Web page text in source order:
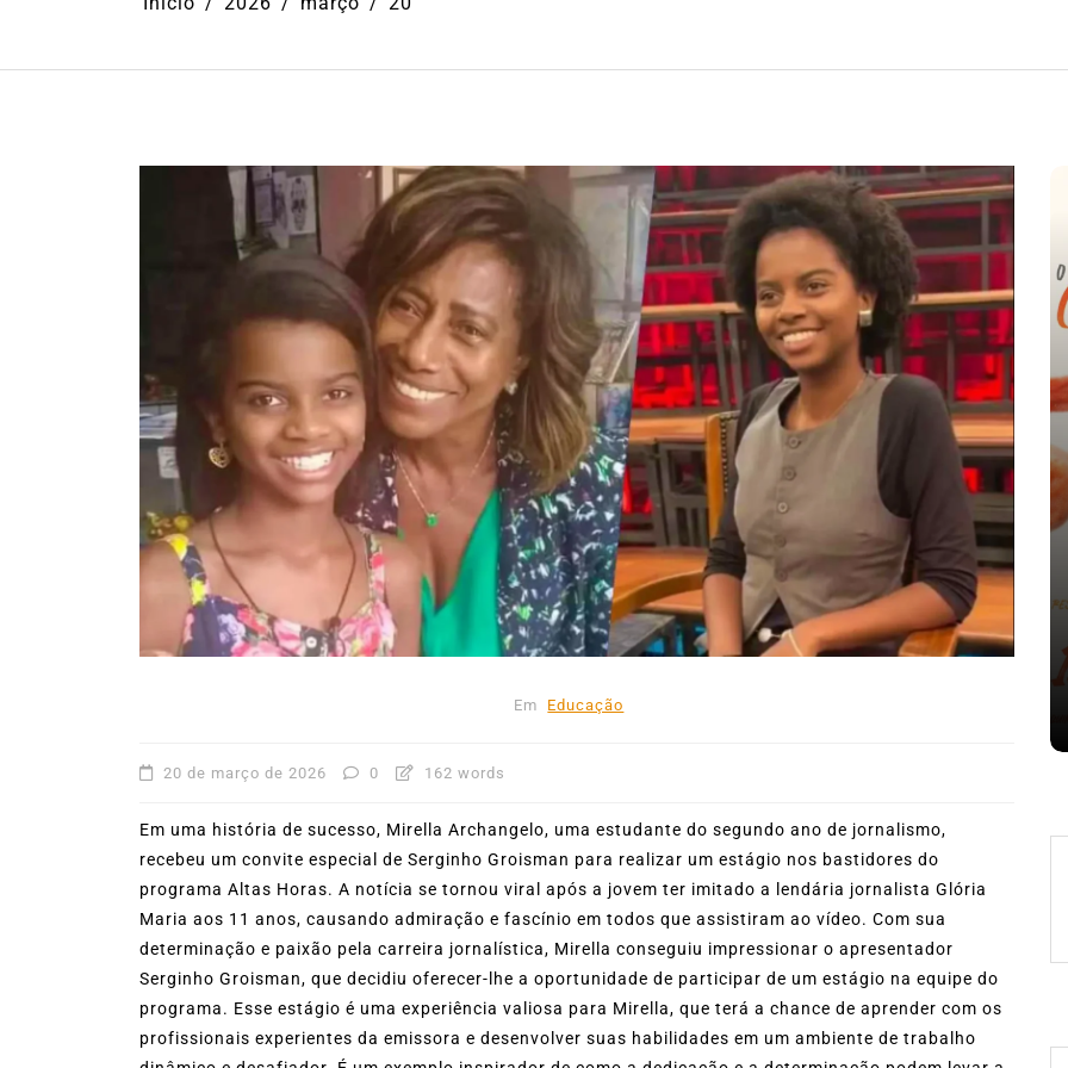
Em Educação
20 de março de 2026 0 162 words
Em uma história de sucesso, Mirella Archangelo, uma estudante do segundo ano de jornalismo,
recebeu um convite especial de Serginho Groisman para realizar um estágio nos bastidores do
programa Altas Horas. A notícia se tornou viral após a jovem ter imitado a lendária jornalista Glória
Maria aos 11 anos, causando admiração e fascínio em todos que assistiram ao vídeo. Com sua
determinação e paixão pela carreira jornalística, Mirella conseguiu impressionar o apresentador
Serginho Groisman, que decidiu oferecer-lhe a oportunidade de participar de um estágio na equipe do
programa. Esse estágio é uma experiência valiosa para Mirella, que terá a chance de aprender com os
profissionais experientes da emissora e desenvolver suas habilidades em um ambiente de trabalho
Em Cultura Ilhabela
Litoral Norte
Turismo
31º Festival do Camarão
movimenta Ilhabela durante o
mês de agosto
5 de agosto de 2026 227 words
Boteco do Camarão
Culinária Caiçara
Cultura Caiçara
Eventos em Ilhabela
Festival do Camarão
Gastronomia
Em Expresso News
Ilhabela divulga grupos e
primeiros jogos do Campeonato
Municipal de Futebol